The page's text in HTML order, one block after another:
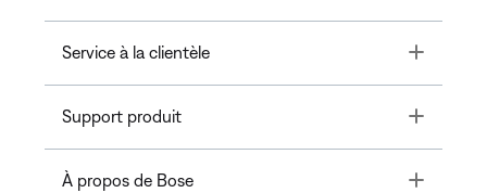
Service à la clientèle Toggle
Support produit Toggle
À propos de Bose Toggle